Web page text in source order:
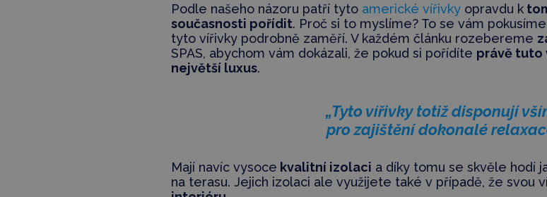
Podle našeho názoru patří tyto americké vířivkyopravdu k
současnosti pořídit. Proč si to myslíme? To se vám
tyto vířivky podrobně zaměří. V každém článku rozebereme
SPAS, abychom vám dokázali, že pokud si pořídíte právě tuto
největší luxus.
„Tyto vířivky totiž disponují
pro zajištění dokonalé
Mají navíc vysoce kvalitní izolaci a díky tomu se skvěle hodí
na terasu. Jejich izolaci ale využijete také v případě, že svou